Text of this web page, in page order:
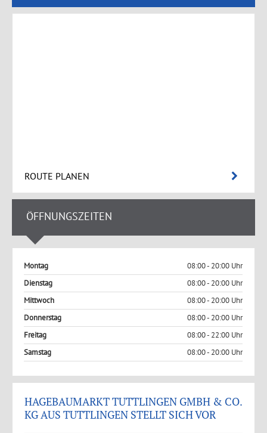
ROUTE PLANEN
ÖFFNUNGSZEITEN
Montag
08:00 - 20:00 Uhr
Dienstag
08:00 - 20:00 Uhr
Mittwoch
08:00 - 20:00 Uhr
Donnerstag
08:00 - 20:00 Uhr
Freitag
08:00 - 22:00 Uhr
Samstag
08:00 - 20:00 Uhr
HAGEBAUMARKT TUTTLINGEN GMBH & CO.
KG AUS TUTTLINGEN STELLT SICH VOR